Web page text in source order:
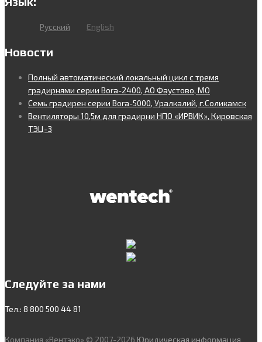
Русский English
Новости
Полный автоматический локальный цикл с тремя
градирнями серии Bora-2400, АО Фаустово, МО
Семь градирен серии Bora-5000, Уралкалий, г.Соликамск
Вентиляторы 10,5м для градирни НПО «ИРВИК», Кировская
ТЭЦ-3
Следуйте за нами
Тел.: 8 800 500 44 81
Компания «Вентэко» © 2007-2026 Юридическая информация